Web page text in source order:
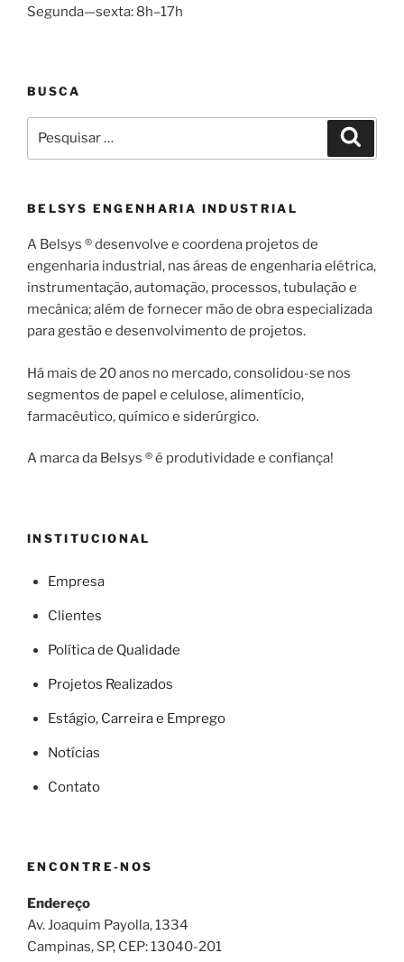
Segunda—sexta: 8h–17h
BUSCA
por:
BELSYS ENGENHARIA INDUSTRIAL
A Belsys ® desenvolve e coordena projetos de
engenharia industrial, nas áreas de engenharia elétrica,
instrumentação, automação, processos, tubulação e
mecânica; além de fornecer mão de obra especializada
para gestão e desenvolvimento de projetos.
Há mais de 20 anos no mercado, consolidou-se nos
segmentos de papel e celulose, alimentício,
farmacêutico, químico e siderúrgico.
A marca da Belsys ® é produtividade e confiança!
INSTITUCIONAL
Empresa
Clientes
Política de Qualidade
Projetos Realizados
Estágio, Carreira e Emprego
Notícias
Contato
ENCONTRE-NOS
Endereço
Av. Joaquim Payolla, 1334
Campinas, SP, CEP: 13040-201